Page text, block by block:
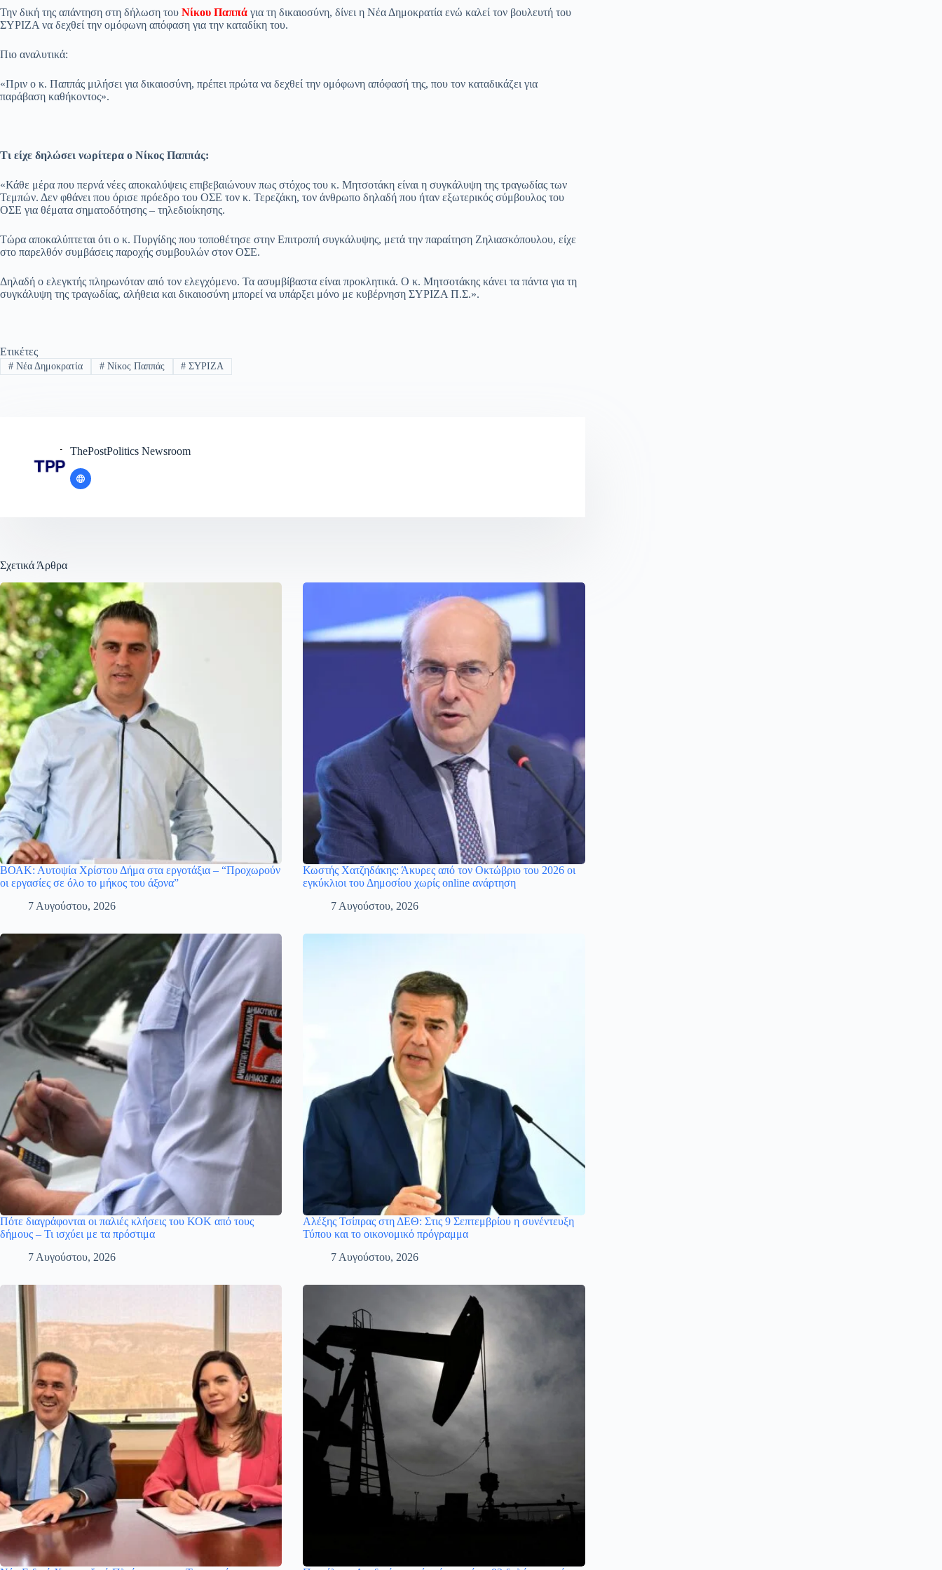
bo
ok
ts
A
gr sa ail ail ρ
εί
Την δική της απάντηση στη δήλωση του Νίκου Παππά για τη δικαιοσύνη, δίνει η Νέα Δημοκρατία ενώ καλεί τον βουλευτή του
ΣΥΡΙΖΑ να δεχθεί την ομόφωνη απόφαση για την καταδίκη του.
Πιο αναλυτικά:
«Πριν ο κ. Παππάς μιλήσει για δικαιοσύνη, πρέπει πρώτα να δεχθεί την ομόφωνη απόφασή της, που τον καταδικάζει για
παράβαση καθήκοντος».
Τι είχε δηλώσει νωρίτερα ο Νίκος Παππάς:
«Κάθε μέρα που περνά νέες αποκαλύψεις επιβεβαιώνουν πως στόχος του κ. Μητσοτάκη είναι η συγκάλυψη της τραγωδίας των
Τεμπών. Δεν φθάνει που όρισε πρόεδρο του ΟΣΕ τον κ. Τερεζάκη, τον άνθρωπο δηλαδή που ήταν εξωτερικός σύμβουλος του
ΟΣΕ για θέματα σηματοδότησης – τηλεδιοίκησης.
Τώρα αποκαλύπτεται ότι ο κ. Πυργίδης που τοποθέτησε στην Επιτροπή συγκάλυψης, μετά την παραίτηση Ζηλιασκόπουλου, είχε
στο παρελθόν συμβάσεις παροχής συμβουλών στον ΟΣΕ.
Δηλαδή ο ελεγκτής πληρωνόταν από τον ελεγχόμενο. Τα ασυμβίβαστα είναι προκλητικά. Ο κ. Μητσοτάκης κάνει τα πάντα για τη
συγκάλυψη της τραγωδίας, αλήθεια και δικαιοσύνη μπορεί να υπάρξει μόνο με κυβέρνηση ΣΥΡΙΖΑ Π.Σ.».
Ετικέτες
#Νέα Δημοκρατία #Νίκος Παππάς # ΣΥΡΙΖΑ
ThePostPolitics Newsroom
Σχετικά Άρθρα
ΒΟΑΚ: Αυτοψία Χρίστου Δήμα στα εργοτάξια – “Προχωρούν
οι εργασίες σε όλο το μήκος του άξονα”
7 Αυγούστου, 2026
Κωστής Χατζηδάκης: Άκυρες από τον Οκτώβριο του 2026 οι
εγκύκλιοι του Δημοσίου χωρίς online ανάρτηση
7 Αυγούστου, 2026
Πότε διαγράφονται οι παλιές κλήσεις του ΚΟΚ από τους
δήμους – Τι ισχύει με τα πρόστιμα
7 Αυγούστου, 2026
Αλέξης Τσίπρας στη ΔΕΘ: Στις 9 Σεπτεμβρίου η συνέντευξη
Τύπου και το οικονομικό πρόγραμμα
7 Αυγούστου, 2026